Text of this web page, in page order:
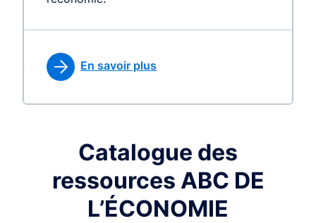
En savoir plus
Catalogue des
ressources ABC DE
L’ÉCONOMIE